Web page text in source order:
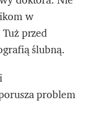
w
przed
ślubną.
problem